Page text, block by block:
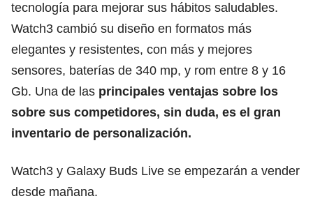
tecnología para mejorar sus hábitos saludables.
Watch3 cambió su diseño en formatos más
elegantes y resistentes, con más y mejores
sensores, baterías de 340 mp, y rom entre 8 y 16
Gb. Una de las principales ventajas sobre los
sobre sus competidores, sin duda, es el gran
inventario de personalización.
Watch3 y Galaxy Buds Live se empezarán a vender
desde mañana.